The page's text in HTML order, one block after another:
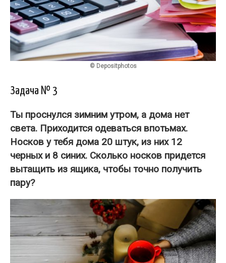
© Depositphotos
Задача № 3
Ты проснулся зимним утром, а дома нет
света. Приходится одеваться впотьмах.
Носков у тебя дома 20 штук, из них 12
черных и 8 синих. Сколько носков придется
вытащить из ящика, чтобы точно получить
пару?